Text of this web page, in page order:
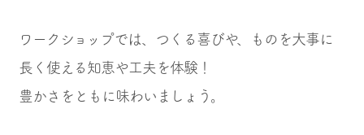
ワークショップでは、つくる喜びや、ものを大事に
長く使える知恵や工夫を体験！
豊かさをともに味わいましょう。